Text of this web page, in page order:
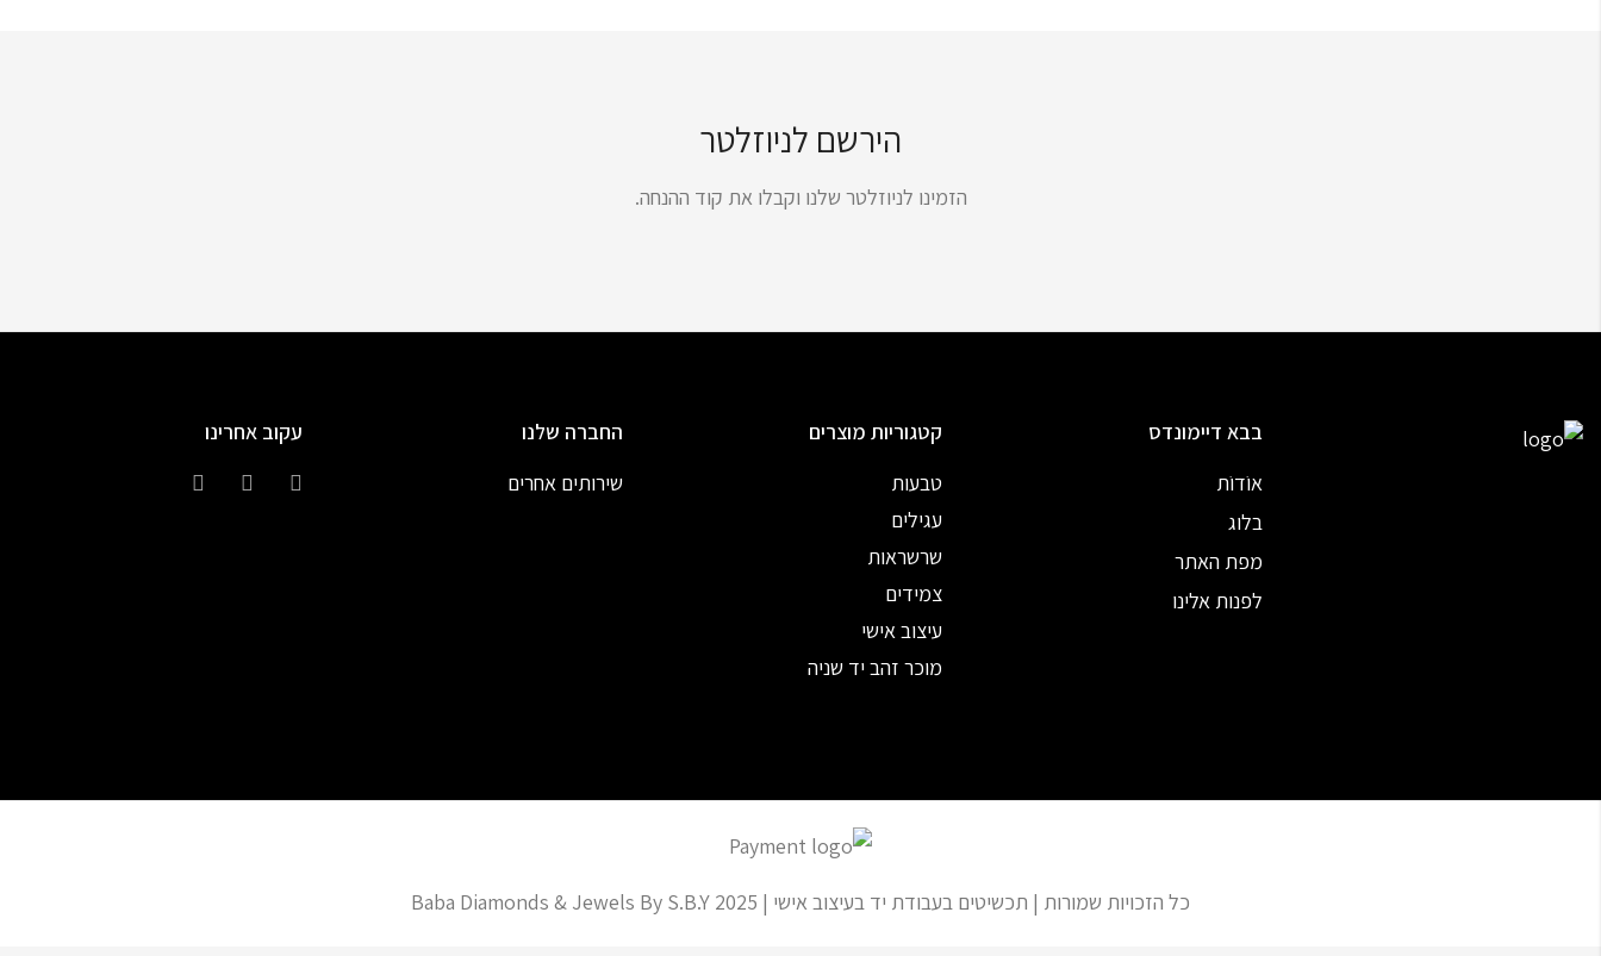
הירשם לניוזלטר
הזמינו לניוזלטר שלנו וקבלו את קוד ההנחה.
בבא דיימונדס
אוֹדוֹת
בלוג
מפת האתר
לפנות אלינו
קטגוריות מוצרים
טבעות
עגילים
שרשראות
צמידים
עיצוב אישי
מוכר זהב יד שניה
החברה שלנו
שירותים אחרים
עקוב אחרינו
כל הזכויות שמורות | תכשיטים בעבודת יד בעיצוב אישי | Baba Diamonds & Jewels By S.B.Y 2025